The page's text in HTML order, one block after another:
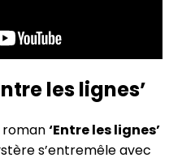
les lignes’
‘Entre les lignes’
s’entremêle avec